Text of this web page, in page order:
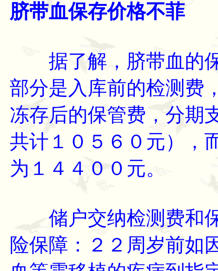
脐带血保存价格不菲
据了解，脐带血的保
部分是入库前的检测费
冻存后的保管费，分期
共计１０５６０元），
为１４４００元。
储户交纳检测费和保
险保障：２２周岁前如